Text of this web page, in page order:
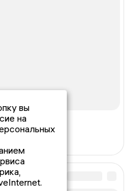
вы
на